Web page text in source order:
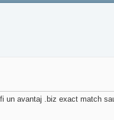
un avantaj .biz exact match